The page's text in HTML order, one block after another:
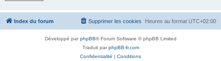
Index du forum Heures au format UTC+02:00
Supprimer les cookies
Développé parphpBB® Forum Software © phpBB Limited
Traduit parphpBB-fr.com
Confidentialité | Conditions